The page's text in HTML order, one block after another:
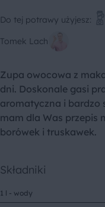
Do tej potrawy użyjesz:
Tomek Lach
Zupa owocowa z
dni. Doskonale gasi
aromatyczna i bardzo
mam dla Was przepis
borówek i truskawek.
Składniki
1 l - wody